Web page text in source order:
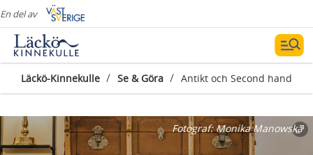
En del av
Läckö-Kinnekulle / Se & Göra / Antikt och Second hand
Fotograf:Monika Manowska